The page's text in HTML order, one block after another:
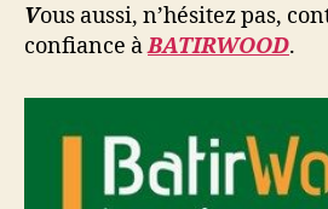
Vous aussi, n’hésitez pas,
confiance àBATIRWOOD.